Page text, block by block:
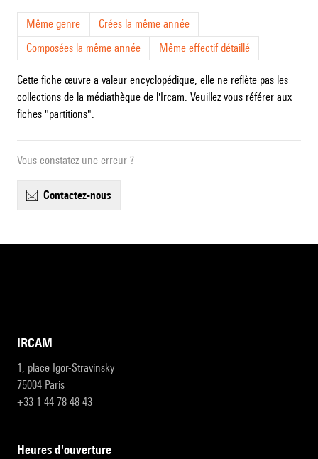
Même genre
Crées la même année
Composées la même année
Même effectif détaillé
Cette fiche œuvre a valeur encyclopédique, elle ne reflète pas les
collections de la médiathèque de l'Ircam. Veuillez vous référer aux
fiches "partitions".
Vous constatez une erreur ?
contactez-nous
IRCAM
1, place Igor-Stravinsky
75004 Paris
+33 1 44 78 48 43
heures d'ouverture